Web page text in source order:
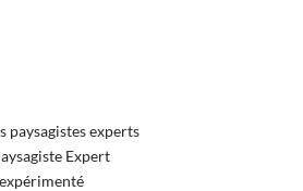
paysagistes experts
Expert